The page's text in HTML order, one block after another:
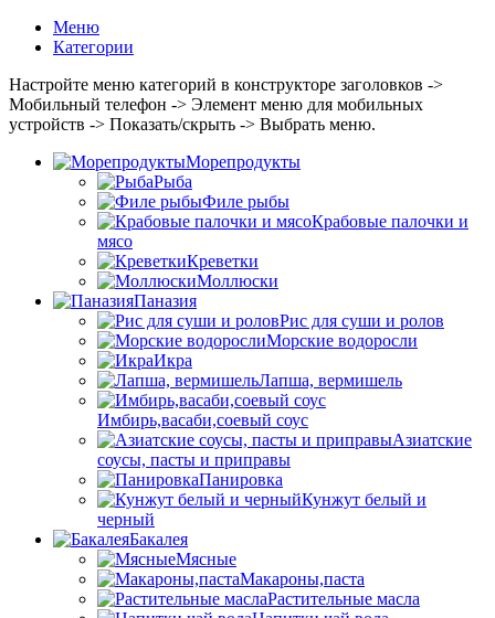
Меню
Категории
Настройте меню категорий в конструкторе заголовков ->
Мобильный телефон -> Элемент меню для мобильных
устройств -> Показать/скрыть -> Выбрать меню.
Морепродукты
Рыба
Филе рыбы
Крабовые палочки и
мясо
Креветки
Моллюски
Паназия
Рис для суши и ролов
Морские водоросли
Икра
Лапша, вермишель
Имбирь,васаби,соевый соус
Азиатские
соусы, пасты и приправы
Панировка
Кунжут белый и
черный
Бакалея
Мясные
Макароны,паста
Растительные масла